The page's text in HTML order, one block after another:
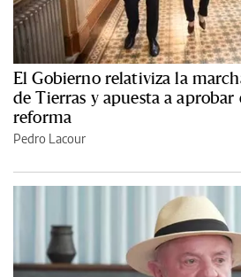
El Gobierno relativiza la
de Tierras y apuesta a aprobar
reforma
Pedro Lacour